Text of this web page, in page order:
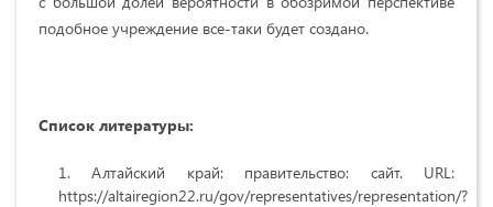
подобное учреждение все-таки будет создано.
Список литературы:
Алтайский край: правительство: сайт. URL:
https://altairegion22.ru/gov/representatives/representation/?